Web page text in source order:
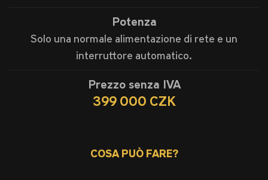
Potenza
Solo una normale alimentazione di rete e un
interruttore automatico.
Prezzo senza IVA
399 000 CZK
COSA PUÒ FARE?